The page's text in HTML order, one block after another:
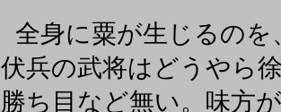
全身に粟が生じるの
伏兵の武将はどうやら
勝ち目など無い。味方